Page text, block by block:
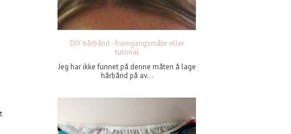
DIY hårbånd - framgangsmåte eller
tutorial
Jeg har ikke funnet på denne måten å lage
hårbånd på av...